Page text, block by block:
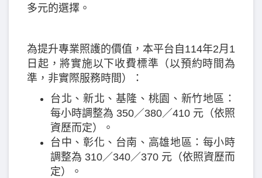
多元的選擇。
為提升專業照護的價值，本平台自114年2月1
日起，將實施以下收費標準（以預約時間為
準，非實際服務時間）：
台北、新北、基隆、桃園、新竹地區：
每小時調整為 350／380／410 元（依照
資歷而定）。
台中、彰化、台南、高雄地區：每小時
調整為 310／340／370 元（依照資歷而
定）。